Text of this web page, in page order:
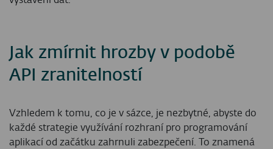
Jak zmírnit hrozby v podobě
API zranitelností
Vzhledem k tomu, co je v sázce, je nezbytné, abyste do
každé strategie využívání rozhraní pro programování
aplikací od začátku zahrnuli zabezpečení. To znamená